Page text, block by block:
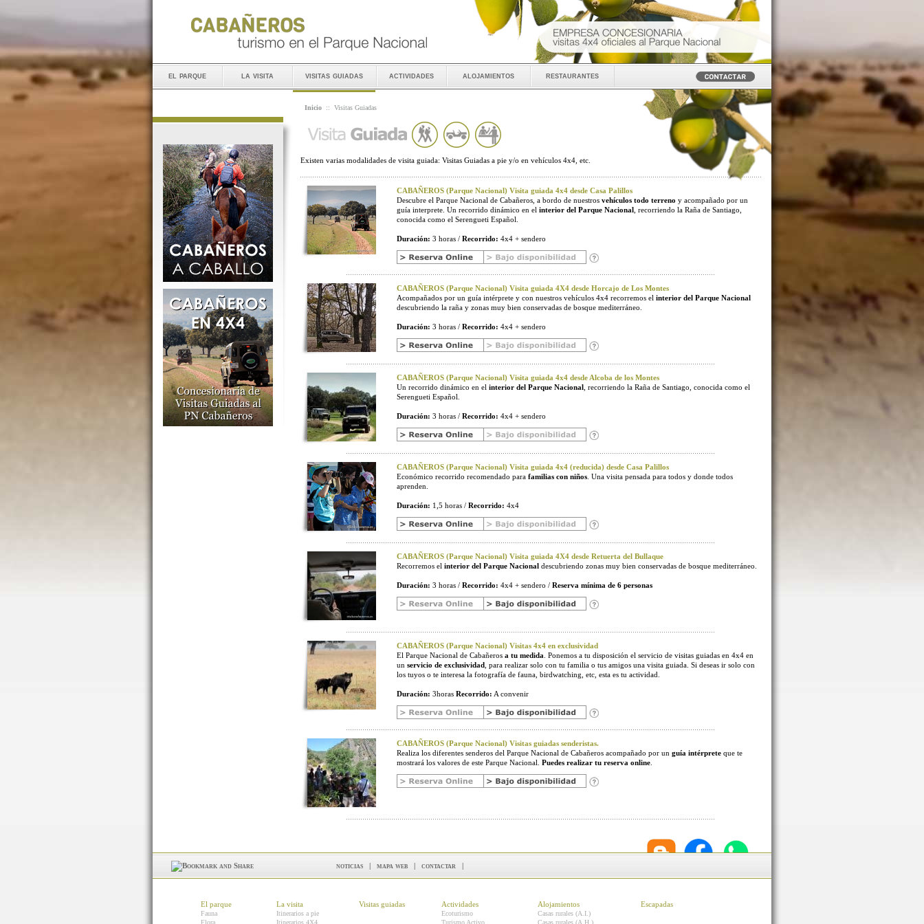
el parque la visita visitas guiadas actividades alojamientos restaurantes
Inicio :: Visitas Guiadas
Existen varias modalidades de visita guiada: Visitas Guiadas a pie y/o en vehículos 4x4, etc.
CABAÑEROS (Parque Nacional) Visita guiada 4x4 desde Casa Palillos
Descubre el Parque Nacional de Cabañeros, a bordo de nuestros vehículos todo terreno y acompañado por un
guía interprete. Un recorrido dinámico en el interior del Parque Nacional , recorriendo la Raña de Santiago,
conocida como el Serengueti Español.
Duración: 3 horas / Recorrido: 4x4 + sendero
CABAÑEROS (Parque Nacional) Visita guiada 4X4 desde Horcajo de Los Montes
Acompañados por un guía intérprete y con nuestros vehículos 4x4 recorremos el interior del Parque Nacional
descubriendo la raña y zonas muy bien conservadas de bosque mediterráneo.
Duración: 3 horas / Recorrido: 4x4 + sendero
CABAÑEROS (Parque Nacional) Visita guiada 4x4 desde Alcoba de los Montes
Un recorrido dinámico en el interior del Parque Nacional , recorriendo la Raña de Santiago, conocida como el
Serengueti Español.
Duración: 3 horas / Recorrido: 4x4 + sendero
CABAÑEROS (Parque Nacional) Visita guiada 4x4 (reducida) desde Casa Palillos
Económico recorrido recomendado para familias con niños . Una visita pensada para todos y donde todos
aprenden.
Duración: 1,5 horas / Recorrido: 4x4
CABAÑEROS (Parque Nacional) Visita guiada 4X4 desde Retuerta del Bullaque
Recorremos el interior del Parque Nacional descubriendo zonas muy bien conservadas de bosque mediterráneo.
Duración: 3 horas / Recorrido: 4x4 + sendero / Reserva mínima de 6 personas
CABAÑEROS (Parque Nacional) Visitas 4x4 en exclusividad
El Parque Nacional de Cabañeros a tu medida . Ponemos a tu disposición el servicio de visitas guiadas en 4x4 en
un servicio de exclusividad , para realizar solo con tu familia o tus amigos una visita guiada. Si deseas ir solo con
los tuyos o te interesa la fotografía de fauna, birdwatching, etc, esta es tu actividad.
Duración: 3horas Recorrido: A convenir
CABAÑEROS (Parque Nacional) Visitas guiadas senderistas.
Realiza los diferentes senderos del Parque Nacional de Cabañeros acompañado por un guía intérprete que te
mostrará los valores de este Parque Nacional. Puedes realizar tu reserva online
noticias | mapa web | contactar |
El parque
Fauna
Flora
La visita
Itinerarios a pie
Itinerarios 4X4
Visitas guiadas Actividades
Ecoturismo
Turismo Activo
Alojamientos
Casas rurales (A.I.)
Casas rurales (A.H.)
Escapadas